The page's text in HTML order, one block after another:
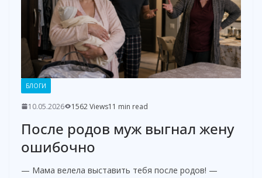
БЛОГИ
10.05.2026 1562 Views11 min read
После родов муж выгнал жену
ошибочно
— Мама велела выставить тебя после родов! —